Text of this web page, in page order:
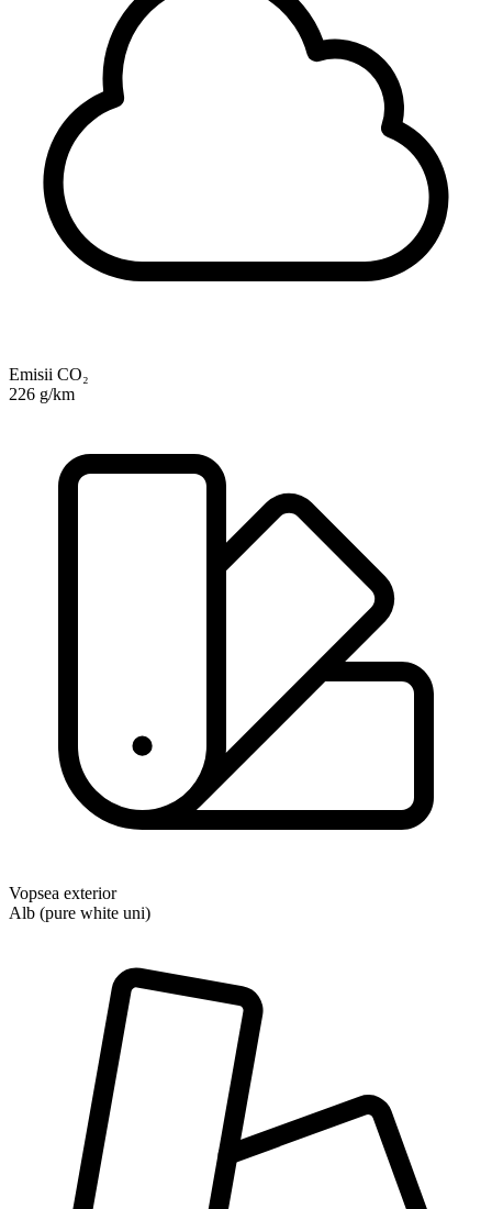
Emisii CO₂
226 g/km
Vopsea exterior
Alb (pure white uni)